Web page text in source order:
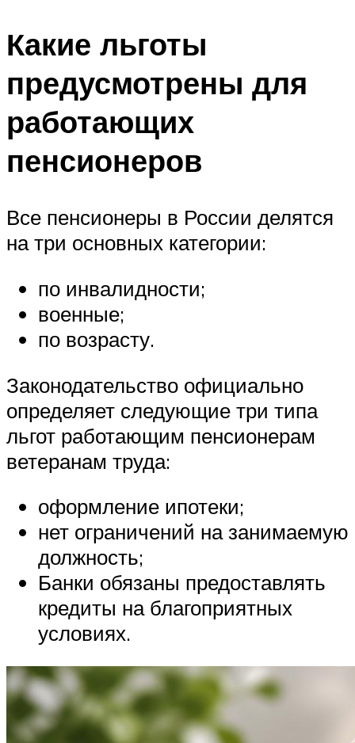
Какие льготы
предусмотрены для
работающих
пенсионеров
Все пенсионеры в России делятся
на три основных категории:
по инвалидности;
военные;
по возрасту.
Законодательство официально
определяет следующие три типа
льгот работающим пенсионерам
ветеранам труда:
оформление ипотеки;
нет ограничений на занимаемую
должность;
Банки обязаны предоставлять
кредиты на благоприятных
условиях.